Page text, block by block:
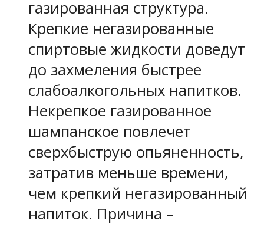
газированная структура.
Крепкие негазированные
спиртовые жидкости доведут
до захмеления быстрее
слабоалкогольных напитков.
Некрепкое газированное
шампанское повлечет
сверхбыструю опьяненность,
затратив меньше времени,
чем крепкий негазированный
напиток. Причина –